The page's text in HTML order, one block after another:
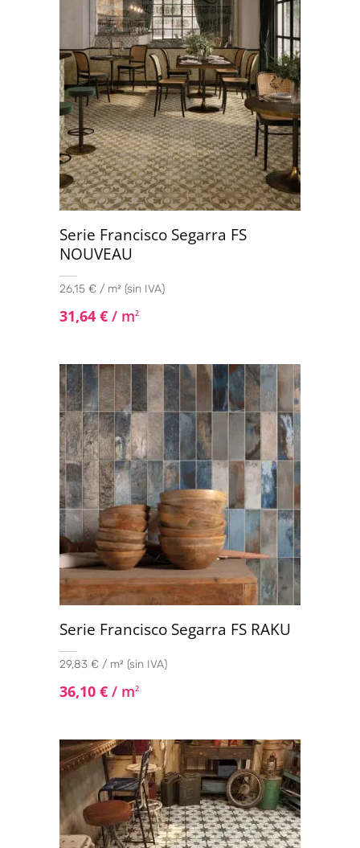
Serie Francisco Segarra FS
NOUVEAU
26,15 € / m² (sin IVA)
31,64 € / m2
Serie Francisco Segarra FS RAKU
29,83 € / m² (sin IVA)
36,10 € / m2